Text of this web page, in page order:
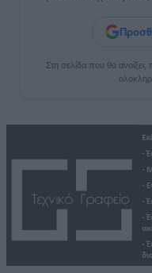
Στη σελίδα που θα ανοίξει,